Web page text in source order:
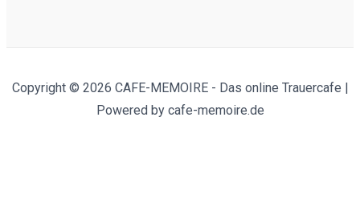
Copyright © 2026 CAFE-MEMOIRE - Das online Trauercafe |
Powered by cafe-memoire.de